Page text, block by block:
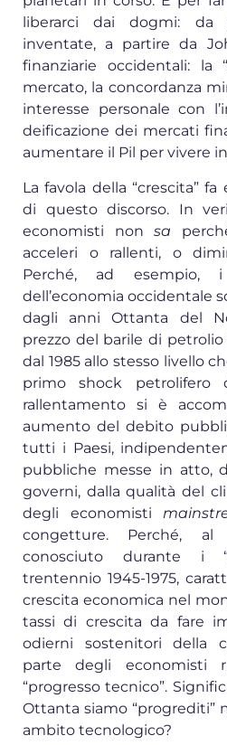
liberarci dai dogmi:
inventate, a partire da
finanziarie occidentali: la
mercato, la concordanza
interesse personale con
deificazione dei mercati
aumentare il Pil per vivere
La favola della “crescita”
di questo discorso. In
economisti nonsa
acceleri o rallenti, o
Perché, ad esempio,
dell’economia occidentale
dagli anni Ottanta del
prezzo del barile di
dal 1985 allo stesso livello
primo shock petrolifero
rallentamento si è
aumento del debito
tutti i Paesi,
pubbliche messe in atto,
governi, dalla qualità del
degli economisti
congetture. Perché, al
conosciuto durante i
trentennio 1945-1975,
crescita economica nel
tassi di crescita da fare
odierni sostenitori della
parte degli economisti
“progresso tecnico”.
Ottanta siamo “progrediti”
ambito tecnologico?